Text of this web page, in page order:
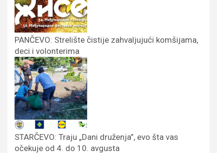
PANČEVO: Strelište čistije zahvaljujući komšijama,
deci i volonterima
STARČEVO: Traju „Dani druženja”, evo šta vas
očekuje od 4. do 10. avgusta